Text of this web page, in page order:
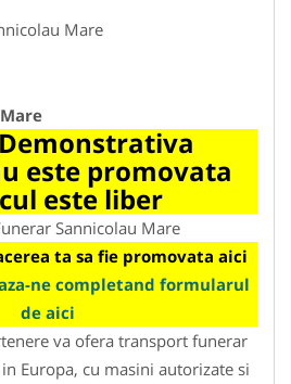
Mare
este promovata
este liber
Sannicolau Mare
ta sa fie promovata aici
ne completand formularul
de aici
va ofera transport funerar
Europa, cu masini autorizate si